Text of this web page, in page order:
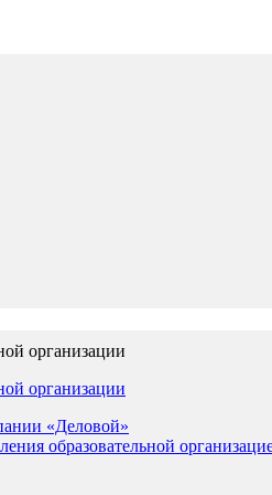
организации
организации
«Деловой»
образовательной